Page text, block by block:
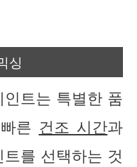
싱
트는 특별한 품
른 건조 시간과
를 선택하는 것